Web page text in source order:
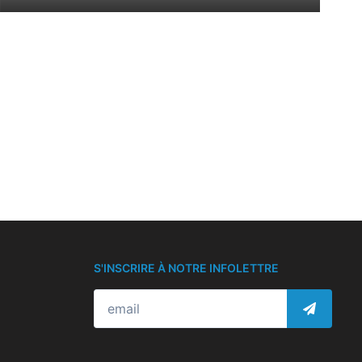
S'INSCRIRE À NOTRE INFOLETTRE